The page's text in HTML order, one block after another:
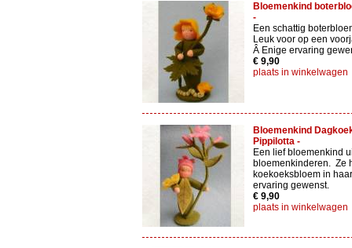
Bloemenkind
-
Een schattig
Leuk voor op een
Â Enige ervaring
€ 9,90
plaats in winkelwagen
Bloemenkind
Pippilotta -
Een lief bloemenkind
bloemenkinderen. Ze
koekoeksbloem in
ervaring gewenst.
€ 9,90
plaats in winkelwagen